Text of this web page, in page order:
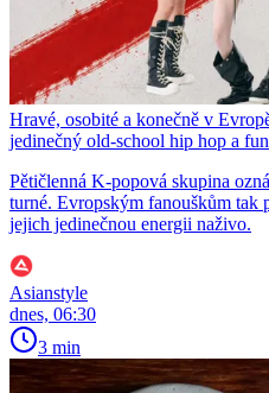
Hravé, osobité a konečně v
jedinečný old-school hip hop a
Pětičlenná K-popová skupina
turné. Evropským fanouškům tak
jejich jedinečnou energii naživo.
Asianstyle
dnes, 06:30
3 min